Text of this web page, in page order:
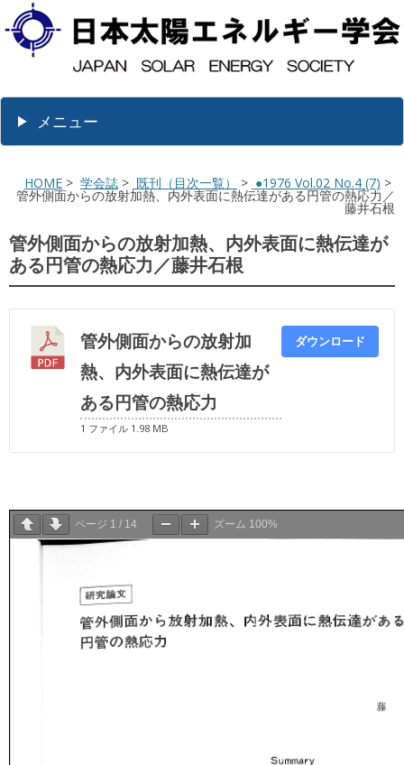
メニュー
HOME > 学会誌 > 既刊（目次一覧） > ●1976 Vol.02 No.4 (7) >
管外側面からの放射加熱、内外表面に熱伝達がある円管の熱応力／
藤井石根
管外側面からの放射加熱、内外表面に熱伝達が
ある円管の熱応力／藤井石根
管外側面からの放射加
熱、内外表面に熱伝達が
ある円管の熱応力
1 ファイル 1.98 MB
ダウンロード
ページ 1 / 14 ズーム 100%